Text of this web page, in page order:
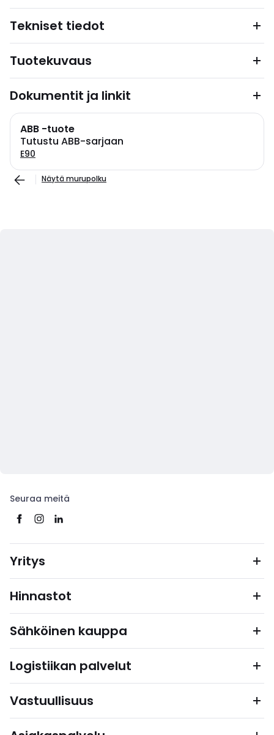
Tekniset tiedot
Tuotekuvaus
Dokumentit ja linkit
ABB -tuote
Tutustu ABB-sarjaan
E90
Näytä murupolku
Seuraa meitä
Yritys
Hinnastot
Sähköinen kauppa
Logistiikan palvelut
Vastuullisuus